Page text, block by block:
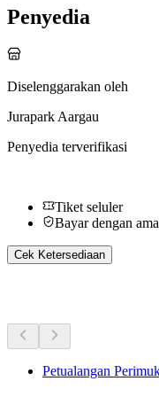
Penyedia
Diselenggarakan oleh
Jurapark Aargau
Penyedia terverifikasi
Tiket seluler
Bayar dengan
Cek Ketersediaan
Petualangan